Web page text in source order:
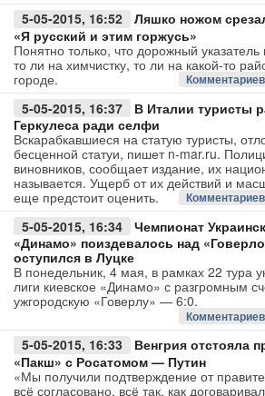
5-05-2015, 16:52
Ляшко ножом
«Я русский и этим горжусь»
Понятно только, что дорожный указатель
то ли на химчистку, то ли на какой-то
городе.
5-05-2015, 16:37
В Италии туристы
Геркулеса ради селфи
Вскарабкавшиеся на статую туристы,
бесценной статуи, пишет n-mar.ru.
виновников, сообщает издание, их
называется. Ущерб от их действий и
еще предстоит оценить.
5-05-2015, 16:34
Чемпионат
«Динамо» поиздевалось над
оступился в Луцке
В понедельник, 4 мая, в рамках 22 тура
лиги киевское «Динамо» с разгромным
ужгородскую «Говерлу» — 6:0.
5-05-2015, 16:33
Венгрия отстояла
«Пакш» с Росатомом — Путин
«Мы получили подтверждение от
всё согласовано, всё так, как